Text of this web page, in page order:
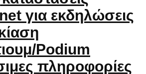
για εκδηλώσεις
Podium
πληροφορίες